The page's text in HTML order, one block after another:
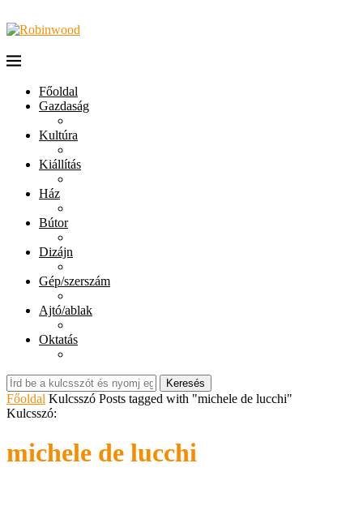
Főoldal
Gazdaság
Kultúra
Kiállítás
Ház
Bútor
Dizájn
Gép/szerszám
Ajtó/ablak
Oktatás
Keresés
Főoldal Kulcsszó Posts tagged with "michele de lucchi"
Kulcsszó:
michele de lucchi